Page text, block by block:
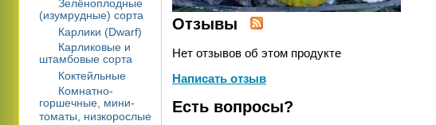
Зелёноплодные
(изумрудные) сорта
Карлики (Dwarf)
Карликовые и
штамбовые сорта
Коктейльные
Комнатно-
горшечные, мини-
томаты, низкорослые
Отзывы
Нет отзывов об этом продукте
Написать отзыв
Есть вопросы?